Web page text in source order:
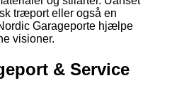
træport eller også en
Garageporte hjælpe
visioner.
& Service